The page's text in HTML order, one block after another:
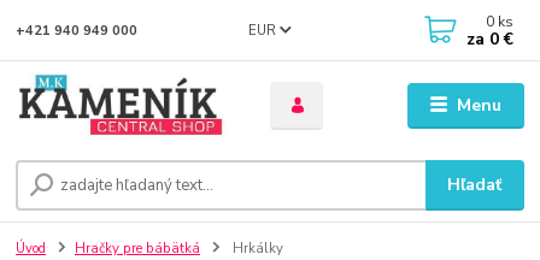
Menu
EUR
Hľadať
+421 940 949 000 0 ks
za 0 €
Úvod Hračky pre bábätká Hrkálky